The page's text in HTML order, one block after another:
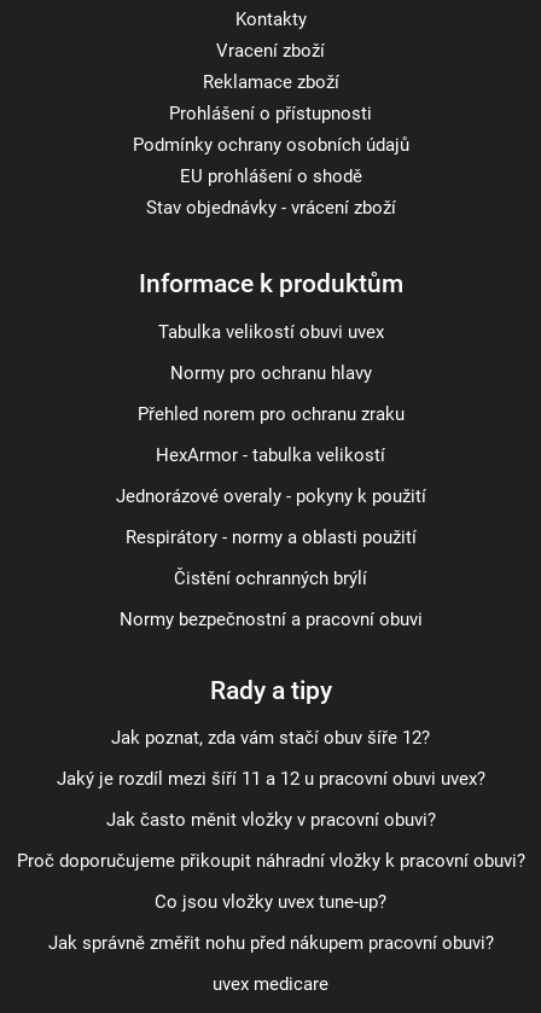
Kontakty
Vracení zboží
Reklamace zboží
Prohlášení o přístupnosti
Podmínky ochrany osobních údajů
EU prohlášení o shodě
Stav objednávky - vrácení zboží
Informace k produktům
Tabulka velikostí obuvi uvex
Normy pro ochranu hlavy
Přehled norem pro ochranu zraku
HexArmor - tabulka velikostí
Jednorázové overaly - pokyny k použití
Respirátory - normy a oblasti použití
Čistění ochranných brýlí
Normy bezpečnostní a pracovní obuvi
Rady a tipy
Jak poznat, zda vám stačí obuv šíře 12?
Jaký je rozdíl mezi šíří 11 a 12 u pracovní obuvi uvex?
Jak často měnit vložky v pracovní obuvi?
Proč doporučujeme přikoupit náhradní vložky k pracovní obuvi?
Co jsou vložky uvex tune-up?
Jak správně změřit nohu před nákupem pracovní obuvi?
uvex medicare